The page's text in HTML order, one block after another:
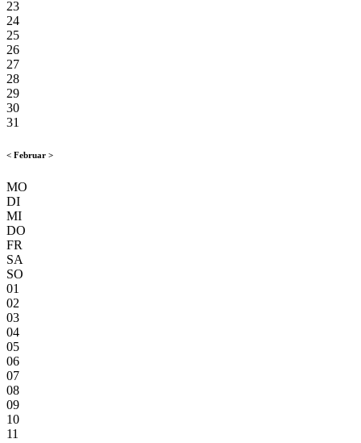
23
24
25
26
27
28
29
30
31
< Februar >
MO
DI
MI
DO
FR
SA
SO
01
02
03
04
05
06
07
08
09
10
11